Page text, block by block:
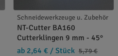
Schneidewerkzeuge u. Zubehör
NT-Cutter BA160
Cutterklingen 9 mm - 45°
ab 2,64 € / Stück 5,79 €